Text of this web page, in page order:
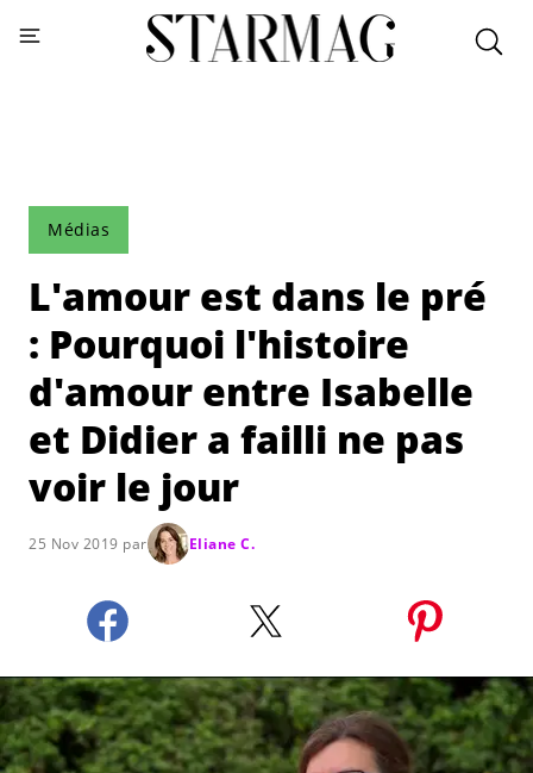
Médias
L'amour est dans le pré
: Pourquoi l'histoire
d'amour entre Isabelle
et Didier a failli ne pas
voir le jour
25 Nov 2019 par Eliane C.